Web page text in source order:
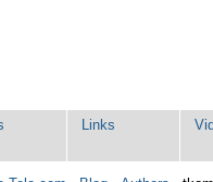
Links